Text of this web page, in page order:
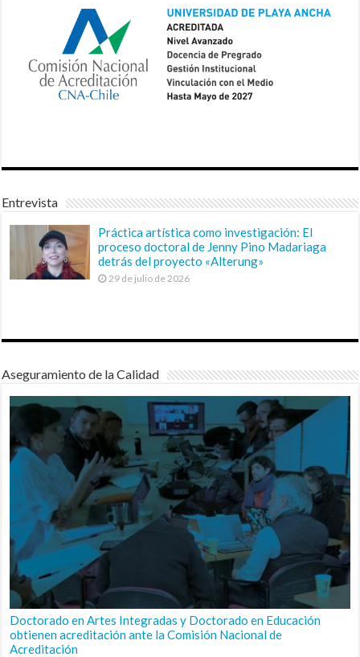
Entrevista
Práctica artística como investigación: El
proceso doctoral de Jenny Pino Madariaga
detrás del proyecto «Alterung»
29 de julio de 2026
Aseguramiento de la Calidad
Doctorado en Artes Integradas y Doctorado en Educación
obtienen acreditación ante la Comisión Nacional de
Acreditación